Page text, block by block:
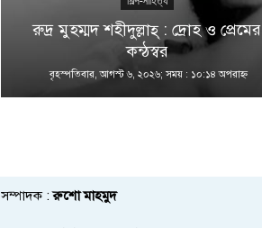
রুদ্র মুহম্মদ শহীদুল্লাহ্ : দ্রোহ ও প্রেমের
কন্ঠস্বর
বৃহস্পতিবার, আগস্ট ৬, ২০২৬; সময় : ১০:১৪ অপরাহ্ণ
সম্পাদক :রুশো মাহমুদ